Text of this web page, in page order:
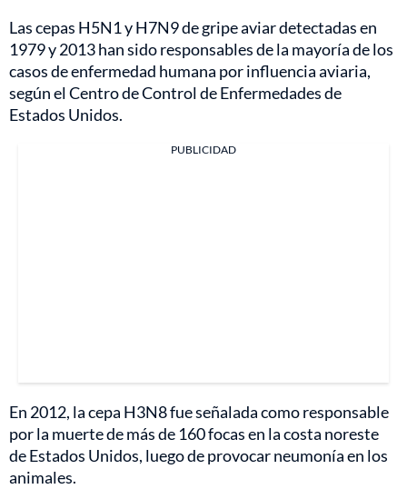
Las cepas H5N1 y H7N9 de gripe aviar detectadas en
1979 y 2013 han sido responsables de la mayoría de los
casos de enfermedad humana por influencia aviaria,
según el Centro de Control de Enfermedades de
Estados Unidos.
PUBLICIDAD
En 2012, la cepa H3N8 fue señalada como responsable
por la muerte de más de 160 focas en la costa noreste
de Estados Unidos, luego de provocar neumonía en los
animales.